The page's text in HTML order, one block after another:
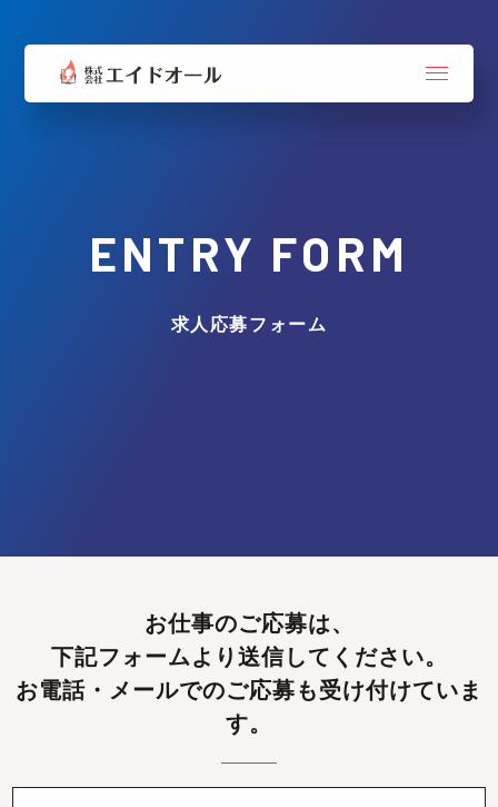
ENTRY FORM
求人応募フォーム
お仕事のご応募は、
下記フォームより送信してください。
お電話・メールでのご応募も受け付けていま
す。